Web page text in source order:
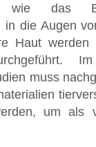
wie das
in die Augen
Haut werden
muss
um als